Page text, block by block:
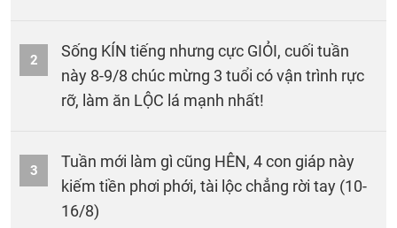
2
Sống KÍN tiếng nhưng cực GIỎI, cuối tuần
này 8-9/8 chúc mừng 3 tuổi có vận trình rực
rỡ, làm ăn LỘC lá mạnh nhất!
3
Tuần mới làm gì cũng HÊN, 4 con giáp này
kiếm tiền phơi phới, tài lộc chẳng rời tay (10-
16/8)